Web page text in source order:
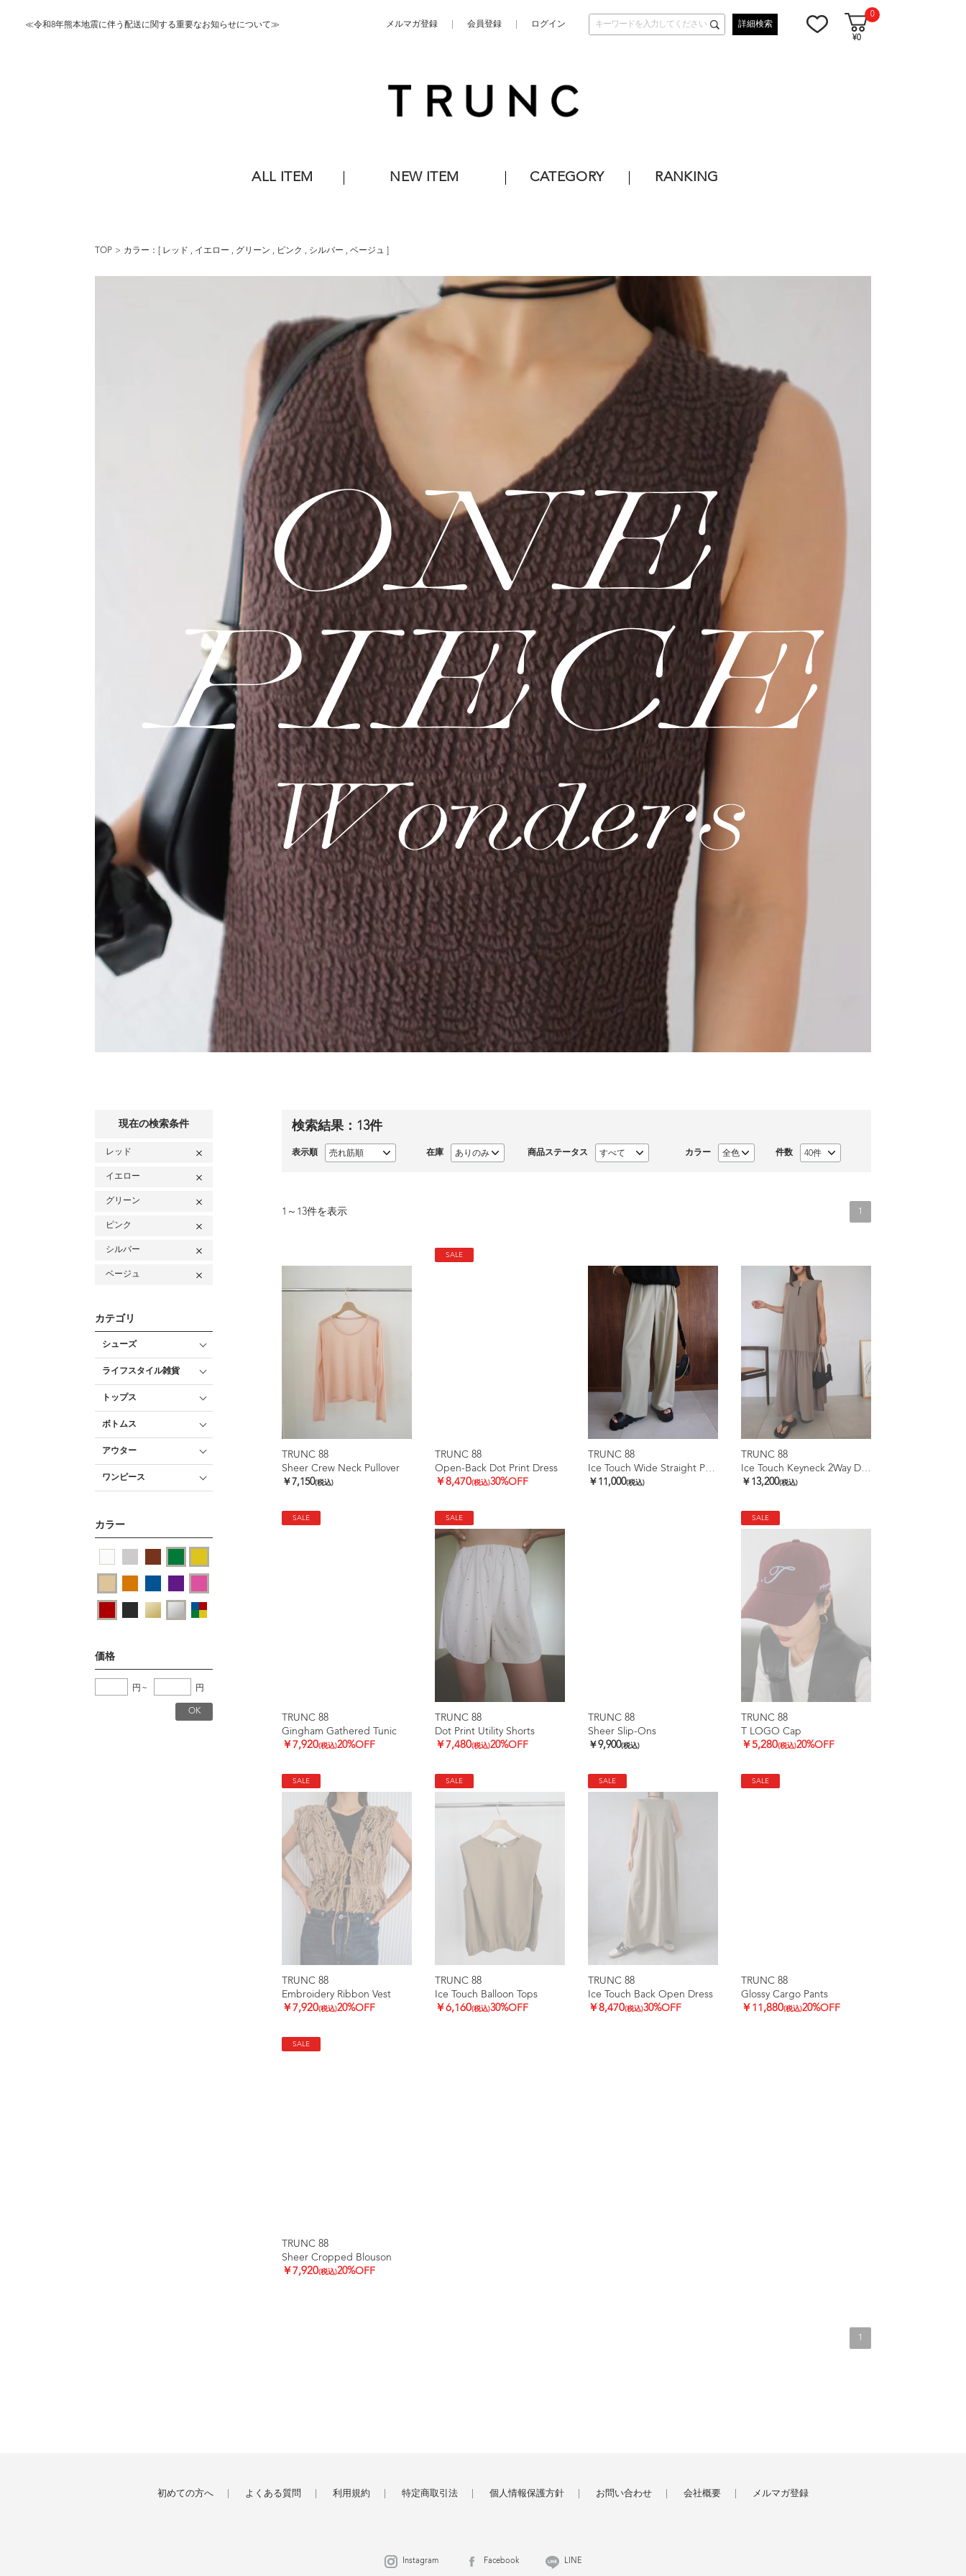
≪令和8年熊本地震に伴う配送に関する重要なお知らせについて≫ メルマガ登録 会員登録 ログイン 詳細検索
0
¥0
ALL ITEM NEW ITEM CATEGORY RANKING
TOP カラー：[ レッド , イエロー , グリーン , ピンク , シルバー , ベージュ
現在の検索条件
レッド
イエロー
グリーン
ピンク
シルバー
ベージュ
カテゴリ
シューズ
ライフスタイル雑貨
トップス
ボトムス
アウター
ワンピース
カラー
価格
円 ~ 円
検索結果： 13件
表示順 在庫 商品ステータス カラー 件数
1 ～ 13件を表示 1
TRUNC 88
Sheer Crew Neck Pullover
￥7,150(税込)
SALE
TRUNC 88
Open-Back Dot Print Dress
￥8,470(税込)30%OFF
TRUNC 88
Ice Touch Wide Straight Pants
￥11,000(税込)
TRUNC 88
Ice Touch Keyneck 2Way Dress
￥13,200(税込)
SALE
TRUNC 88
Gingham Gathered Tunic
￥7,920(税込)20%OFF
SALE
TRUNC 88
Dot Print Utility Shorts
￥7,480(税込)20%OFF
TRUNC 88
Sheer Slip-Ons
￥9,900(税込)
SALE
TRUNC 88
T LOGO Cap
￥5,280(税込)20%OFF
SALE
TRUNC 88
Embroidery Ribbon Vest
￥7,920(税込)20%OFF
SALE
TRUNC 88
Ice Touch Balloon Tops
￥6,160(税込)30%OFF
SALE
TRUNC 88
Ice Touch Back Open Dress
￥8,470(税込)30%OFF
SALE
TRUNC 88
Glossy Cargo Pants
￥11,880(税込)20%OFF
SALE
TRUNC 88
Sheer Cropped Blouson
￥7,920(税込)20%OFF
1
初めての方へ よくある質問 利用規約 特定商取引法 個人情報保護方針 お問い合わせ 会社概要 メルマガ登録
Instagram Facebook LINE